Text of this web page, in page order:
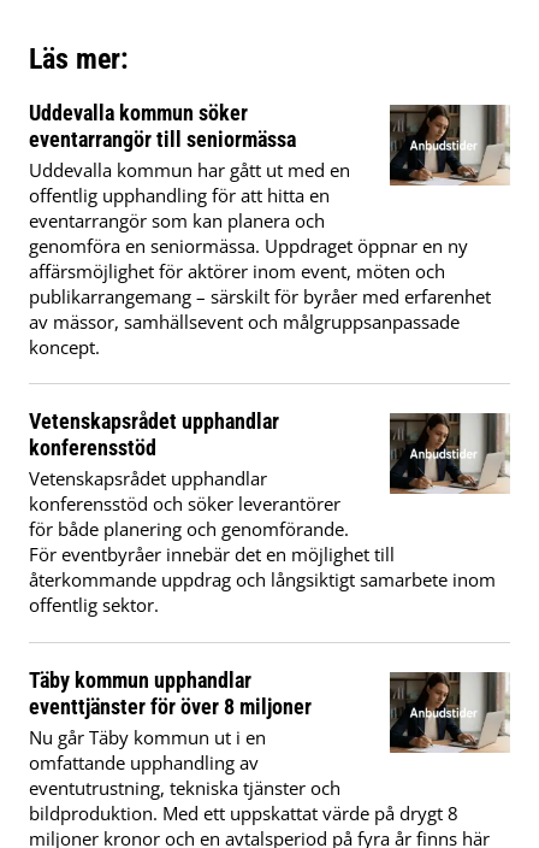
Läs mer:
Uddevalla kommun söker
eventarrangör till seniormässa
Uddevalla kommun har gått ut med en
offentlig upphandling för att hitta en
eventarrangör som kan planera och
genomföra en seniormässa. Uppdraget öppnar en ny
affärsmöjlighet för aktörer inom event, möten och
publikarrangemang – särskilt för byråer med erfarenhet
av mässor, samhällsevent och målgruppsanpassade
koncept.
Vetenskapsrådet upphandlar
konferensstöd
Vetenskapsrådet upphandlar
konferensstöd och söker leverantörer
för både planering och genomförande.
För eventbyråer innebär det en möjlighet till
återkommande uppdrag och långsiktigt samarbete inom
offentlig sektor.
Täby kommun upphandlar
eventtjänster för över 8 miljoner
Nu går Täby kommun ut i en
omfattande upphandling av
eventutrustning, tekniska tjänster och
bildproduktion. Med ett uppskattat värde på drygt 8
miljoner kronor och en avtalsperiod på fyra år finns här